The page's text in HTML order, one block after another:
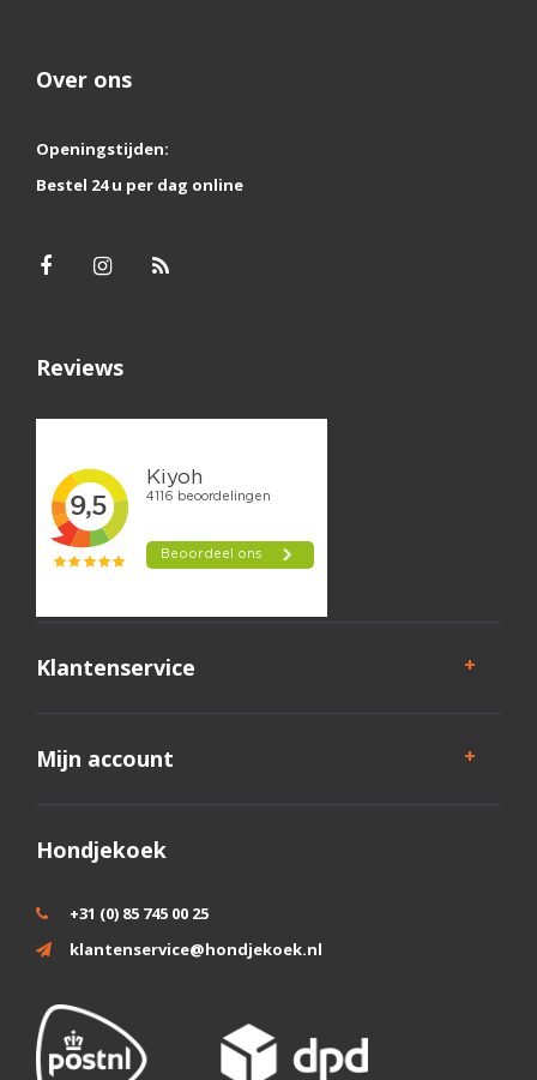
Over ons
Openingstijden:
Bestel 24 u per dag online
Reviews
Klantenservice
Mijn account
Hondjekoek
+31 (0) 85 745 00 25
klantenservice@hondjekoek.nl